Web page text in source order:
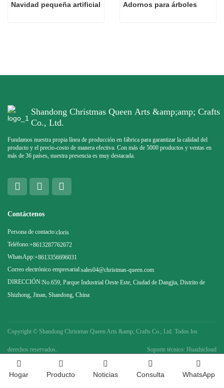
Navidad pequeña artificial Adornos para árboles
Shandong Christmas Queen Arts &amp;amp; Crafts
Co., Ltd.
Fundamos nuestra propia línea de producción en fábrica para garantizar la calidad del
producto y el precio-costo de manera efectiva. Con más de 5000 productos y ventas en
más de 36 países, nuestra presencia es muy destacada.
Contáctenos
Persona de contacto:cloris
Teléfono:+8613287762672
WhatsApp:+8613356696031
Correo electrónico empresarial:sales04@christmas-queen.com
DIRECCIÓN:No.659, Parque Industrial Oeste Este, Ciudad de Dangjia, Distrito de
Shizhong, Jinan, Shandong, China
Copyright © Shandong Christmas Queen Arts &amp; Crafts Co., Ltd. Todos los
derechos reservados. Soporte técnico: Huazhicloud
Hogar Producto Noticias Consulta WhatsApp